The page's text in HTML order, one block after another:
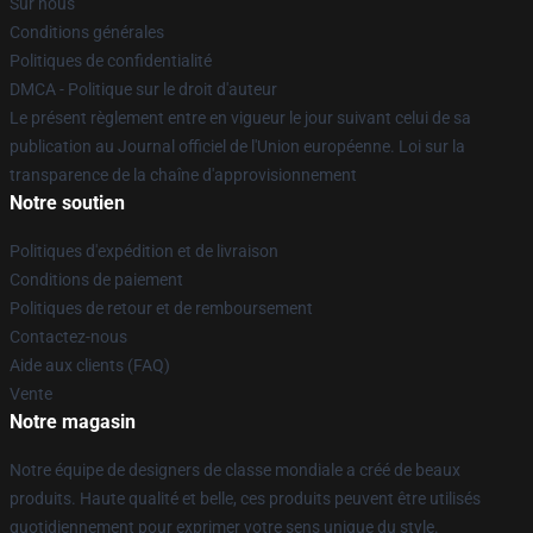
Conditions générales
Politiques de confidentialité
DMCA - Politique sur le droit d'auteur
Le présent règlement entre en vigueur le jour suivant celui de sa
publication au Journal officiel de l'Union européenne. Loi sur la
transparence de la chaîne d'approvisionnement
Notre soutien
Politiques d'expédition et de livraison
Conditions de paiement
Politiques de retour et de remboursement
Contactez-nous
Aide aux clients (FAQ)
Vente
Notre magasin
Notre équipe de designers de classe mondiale a créé de beaux
produits. Haute qualité et belle, ces produits peuvent être utilisés
quotidiennement pour exprimer votre sens unique du style.